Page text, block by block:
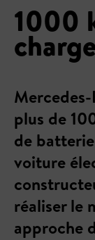
1000
plus de
de
voiture
réaliser le
approche